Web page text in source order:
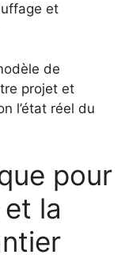
et
de
projet et
l’état réel du
pour
la